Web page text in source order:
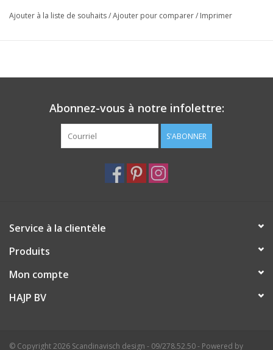
Ajouter à la liste de souhaits/Ajouter pour comparer/ Imprimer
Abonnez-vous à notre infolettre:
S'ABONNER
Service à la clientèle
Produits
Mon compte
HAJP BV
© Copyright 2026 Scandinavisch design - 09/278.52.50 - Powered by